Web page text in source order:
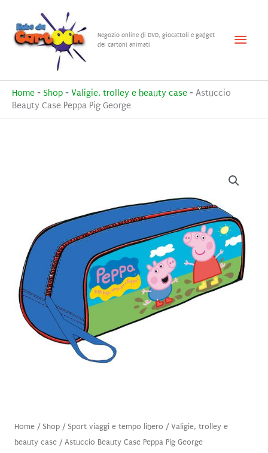
contenuto
Negozio online di DVD, giocattoli e gadget
dei cartoni animati
Menu
Home - Shop - Valigie, trolley e beauty case - Astuccio
Beauty Case Peppa Pig George
Home/ Shop/ Sport viaggi e tempo libero /Valigie, trolley e
beauty case/ Astuccio Beauty Case Peppa Pig George